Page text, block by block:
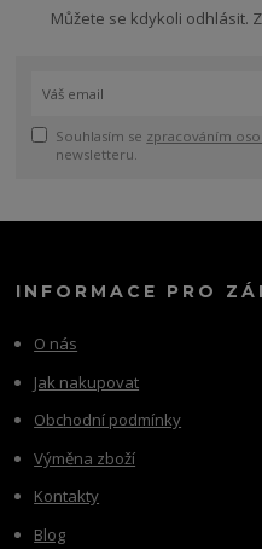
Můžete se kdykoli odhlásit.
Souhlasím se zpracováním
newsletteru.
INFORMACE PRO
O nás
Jak nakupovat
Obchodní podmínky
Výměna zboží
Kontakty
Blog